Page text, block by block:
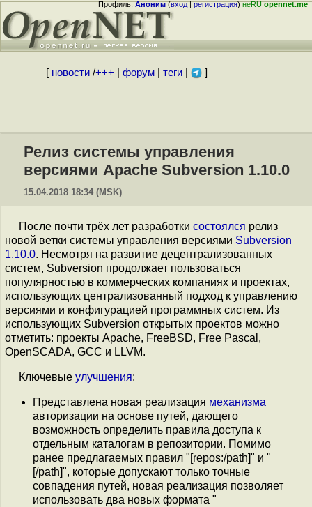
Профиль:Аноним(вход|регистрация)неRUopennet.me
[ новости/+++ форум| теги| ]
Релиз системы управления
версиями Apache Subversion 1.10.0
15.04.2018 18:34 (MSK)
После почти трёх лет разработки состоялся релиз
новой ветки системы управления версиями Subversion
1.10.0. Несмотря на развитие децентрализованных
систем, Subversion продолжает пользоваться
популярностью в коммерческих компаниях и проектах,
использующих централизованный подход к управлению
версиями и конфигурацией программных систем. Из
использующих Subversion открытых проектов можно
отметить: проекты Apache, FreeBSD, Free Pascal,
OpenSCADA, GCC и LLVM.
Ключевые улучшения:
Представлена новая реализация механизма
авторизации на основе путей, дающего
возможность определить правила доступа к
отдельным каталогам в репозитории. Помимо
ранее предлагаемых правил "[repos:/path]" и "
[/path]", которые допускают только точные
совпадения путей, новая реализация позволяет
использовать два новых формата "